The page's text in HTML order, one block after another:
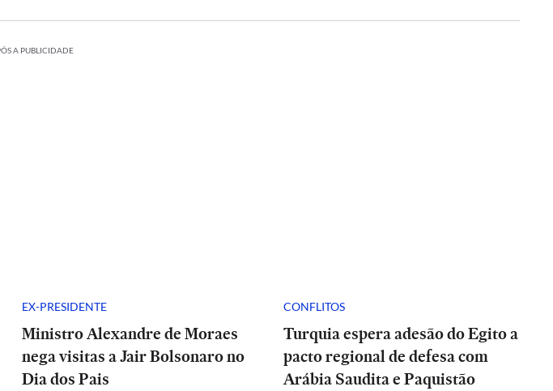
A PUBLICIDADE
EX-PRESIDENTE
Ministro Alexandre de Moraes
nega visitas a Jair Bolsonaro no
Dia dos Pais
CONFLITOS
Turquia espera adesão do Egito a
pacto regional de defesa com
Arábia Saudita e Paquistão